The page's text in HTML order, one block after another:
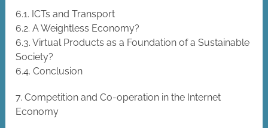
6.1. ICTs and Transport
6.2. A Weightless Economy?
6.3. Virtual Products as a Foundation of a Sustainable
Society?
6.4. Conclusion
7. Competition and Co-operation in the Internet
Economy